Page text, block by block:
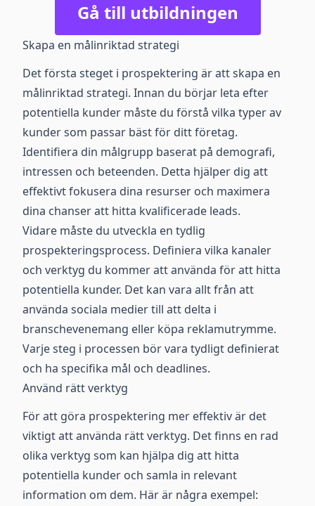
Gå till utbildningen
Skapa en målinriktad strategi
Det första steget i prospektering är att skapa en
målinriktad strategi. Innan du börjar leta efter
potentiella kunder måste du förstå vilka typer av
kunder som passar bäst för ditt företag.
Identifiera din målgrupp baserat på demografi,
intressen och beteenden. Detta hjälper dig att
effektivt fokusera dina resurser och maximera
dina chanser att hitta kvalificerade leads.
Vidare måste du utveckla en tydlig
prospekteringsprocess. Definiera vilka kanaler
och verktyg du kommer att använda för att hitta
potentiella kunder. Det kan vara allt från att
använda sociala medier till att delta i
branschevenemang eller köpa reklamutrymme.
Varje steg i processen bör vara tydligt definierat
och ha specifika mål och deadlines.
Använd rätt verktyg
För att göra prospektering mer effektiv är det
viktigt att använda rätt verktyg. Det finns en rad
olika verktyg som kan hjälpa dig att hitta
potentiella kunder och samla in relevant
information om dem. Här är några exempel: